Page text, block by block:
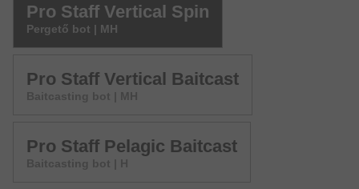
Pro Staff Vertical Spin
Pergető bot | MH
Pro Staff Vertical Baitcast
Baitcasting bot | MH
Pro Staff Pelagic Baitcast
Baitcasting bot | H